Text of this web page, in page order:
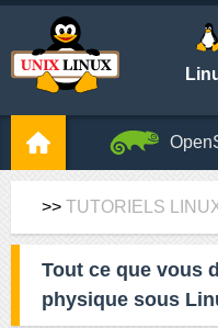
>> TUTORIELS
Tout ce que vous
physique sous